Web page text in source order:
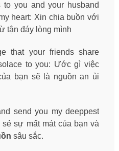
to you and your husband
heart: Xin chia buồn với
tận đáy lòng mình
that your friends share
to you: Ước gì việc
bạn sẽ là nguồn an ủi
send you my deeppest
sẻ sự mất mát của bạn và
sâu sắc.